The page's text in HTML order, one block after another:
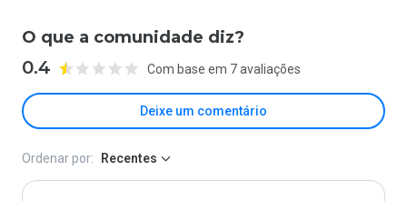
O que a comunidade diz?
0.4 Com base em 7 avaliações
Deixe um comentário
Ordenar por: Recentes